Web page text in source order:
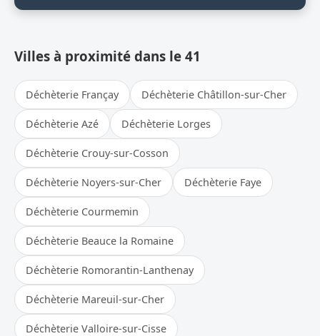
Villes à proximité dans le 41
Déchèterie Françay Déchèterie Châtillon-sur-Cher
Déchèterie Azé Déchèterie Lorges
Déchèterie Crouy-sur-Cosson
Déchèterie Noyers-sur-Cher Déchèterie Faye
Déchèterie Courmemin
Déchèterie Beauce la Romaine
Déchèterie Romorantin-Lanthenay
Déchèterie Mareuil-sur-Cher
Déchèterie Valloire-sur-Cisse